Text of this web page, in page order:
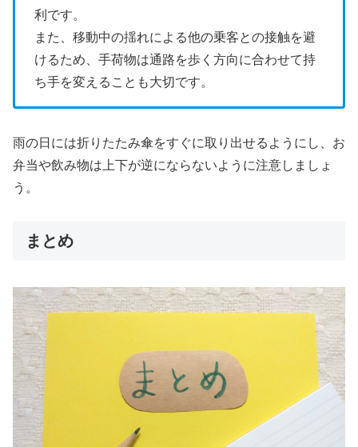
利です。
また、移動中の揺れによる他の乗客との接触を避
けるため、手荷物は通路を歩く方向に合わせて持
ち手を変えることも大切です。
雨の日には折りたたみ傘をすぐに取り出せるようにし、お
弁当や飲み物は上下が逆にならないように注意しましょ
う。
まとめ